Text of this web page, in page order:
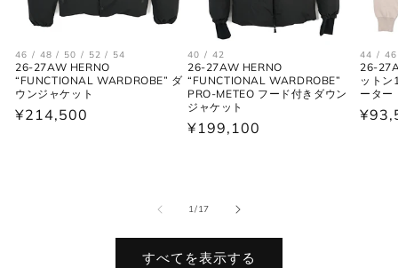
46 / 48 / 50 / 52 / 54
26-27AW HERNO
“FUNCTIONAL WARDROBE” ダ
ウンジャケット
通
¥214,500
40 / 42
26-27AW HERNO
“FUNCTIONAL WARDROBE”
PRO-METEO フード付きダウン
ジャケット
通
¥199,100
44 /
26-
ットン
ーター
通
1/の
17
すべてを表示する